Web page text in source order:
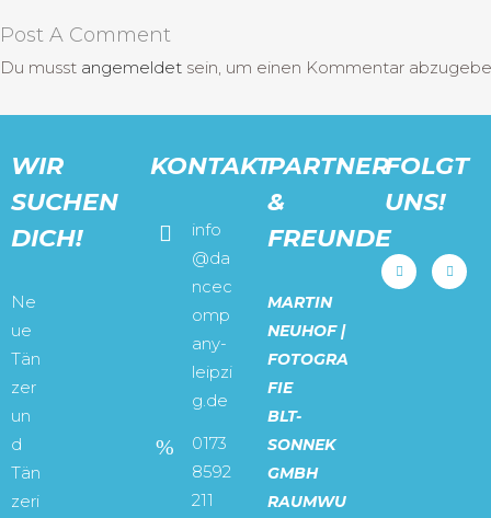
Post A Comment
Du musst angemeldet sein, um einen Kommentar
WIR
SUCHEN
DICH!
Ne
ue
Tän
zer
un
d
Tän
zeri
KONTAKT
info
@da
ncec
omp
any-
leipzi
g.de
0173
8592
211
PARTNER
&
FREUNDE
MARTIN
NEUHOF |
FOTOGRA
FIE
BLT-
SONNEK
GMBH
RAUMWU
FOLGT
UNS!